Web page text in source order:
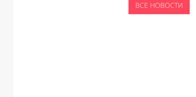
ВСЕ НОВОСТИ